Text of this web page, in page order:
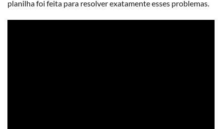
planilha foi feita para resolver exatamente esses problemas.